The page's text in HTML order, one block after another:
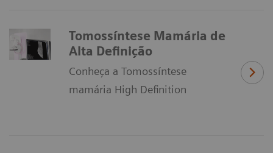
Tomossíntese Mamária de
Alta Definição
Conheça a Tomossíntese
mamária High Definition